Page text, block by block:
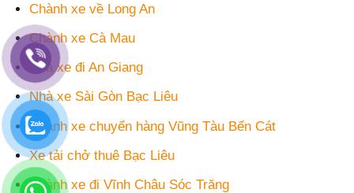
Chành xe về Long An
Chành xe Cà Mau
Nhà xe đi An Giang
Nhà xe Sài Gòn Bạc Liêu
Chành xe chuyển hàng Vũng Tàu Bến Cát
Xe tải chở thuê Bạc Liêu
Chành xe đi Vĩnh Châu Sóc Trăng